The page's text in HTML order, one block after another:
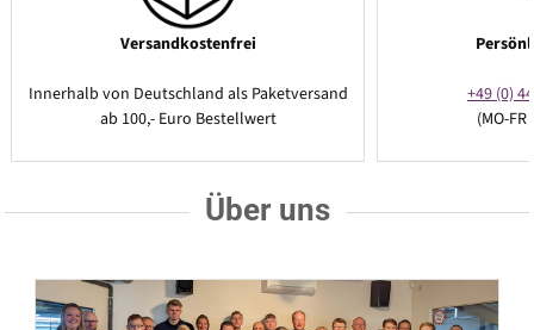
Versandkostenfrei
Innerhalb von Deutschland als Paketversand
ab 100,- Euro Bestellwert
+49 (0)
(MO-
Über uns